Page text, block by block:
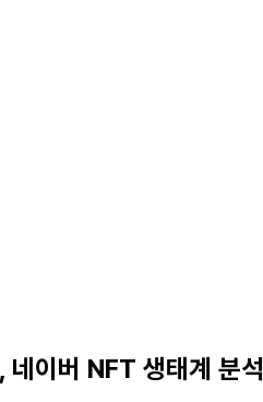
네이버 NFT 생태계 분석